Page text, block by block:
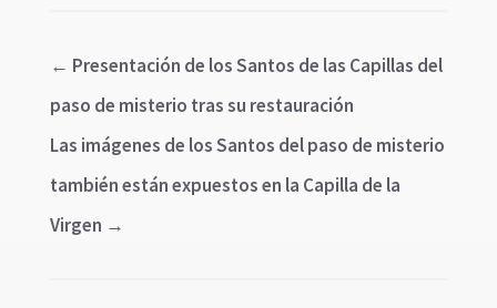
← Presentación de los Santos de las Capillas del
paso de misterio tras su restauración
Las imágenes de los Santos del paso de misterio
también están expuestos en la Capilla de la
Virgen →